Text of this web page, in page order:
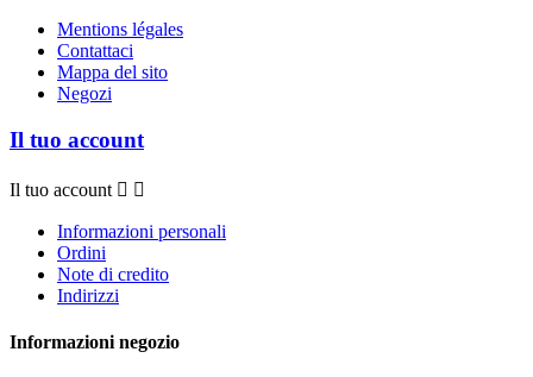
Mentions légales
Contattaci
Mappa del sito
Negozi
Il tuo account
Il tuo account  
Informazioni personali
Ordini
Note di credito
Indirizzi
Informazioni negozio